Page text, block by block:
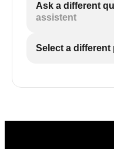
Ask a different
assistent
Select a different